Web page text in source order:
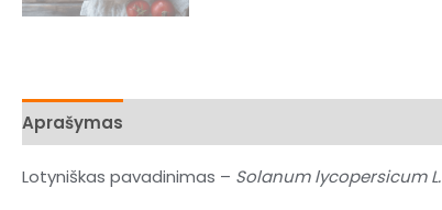
Aprašymas
Lotyniškas pavadinimas – Solanum lycopersicum L.